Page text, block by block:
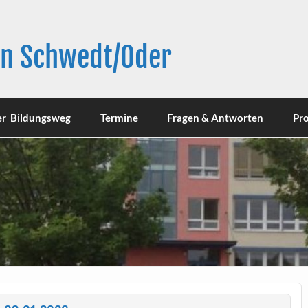
Schwedt/Oder
Bildungsweg Termine Fragen & Antworten